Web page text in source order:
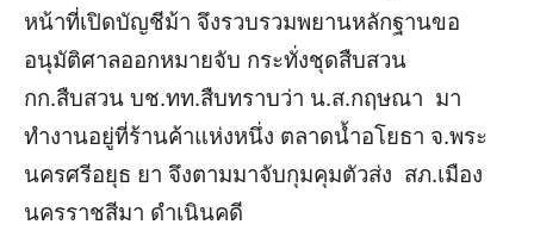
หน้าที่เปิดบัญชีม้า จึงรวบรวมพยานหลักฐานขอ
อนุมัติศาลออกหมายจับ กระทั่งชุดสืบสวน
กก.สืบสวน บช.ทท.สืบทราบว่า น.ส.กฤษณา มา
ทำงานอยู่ที่ร้านค้าแห่งหนึ่ง ตลาดน้ำอโยธา จ.พระ
นครศรีอยุธ ยา จึงตามมาจับกุมคุมตัวส่ง สภ.เมือง
นครราชสีมา ดำเนินคดี